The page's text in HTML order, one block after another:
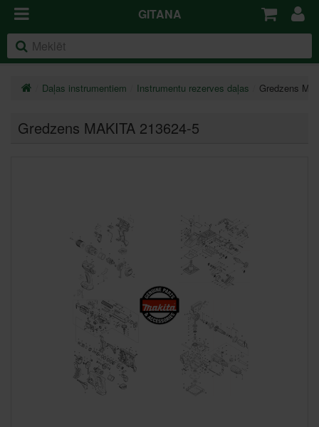
GITANA
Daļas instrumentiem Instrumentu rezerves daļas Gredzens
Gredzens MAKITA 213624-5